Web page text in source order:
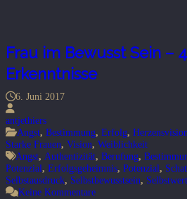
Frau im Bewusst Sein –
Erkenntnisse
6. Juni 2017
antjethiers
Angst, Bestimmung, Erfolg,
Starke Frauen, Vision, Weiblichkeit
Angst, Authentizität, Berufung,
Potenzial, Erfolgsgeheimnis, Potenzial,
Selbstausdruck, Selbstbewusstsein,
Keine Kommentare